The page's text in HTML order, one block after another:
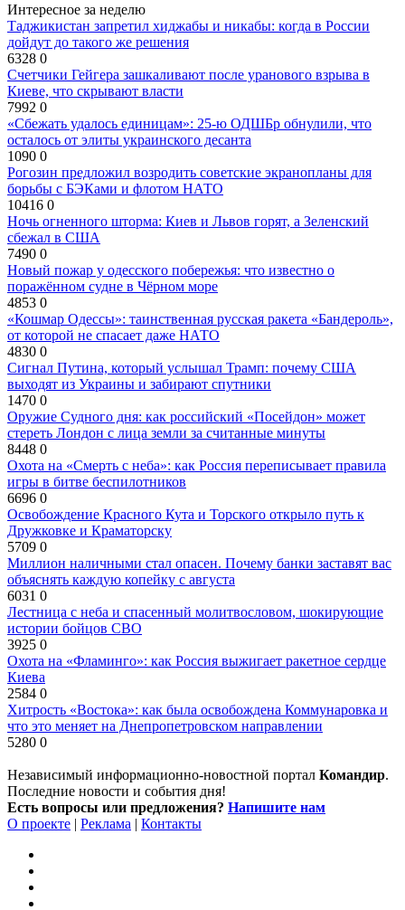
Интересное за неделю
Таджикистан запретил хиджабы и никабы: когда в России
дойдут до такого же решения
6328 0
Счетчики Гейгера зашкаливают после уранового взрыва в
Киеве, что скрывают власти
7992 0
«Сбежать удалось единицам»: 25-ю ОДШБр обнулили, что
осталось от элиты украинского десанта
1090 0
Рогозин предложил возродить советские экранопланы для
борьбы с БЭКами и флотом НАТО
10416 0
Ночь огненного шторма: Киев и Львов горят, а Зеленский
сбежал в США
7490 0
Новый пожар у одесского побережья: что известно о
поражённом судне в Чёрном море
4853 0
«Кошмар Одессы»: таинственная русская ракета «Бандероль»,
от которой не спасает даже НАТО
4830 0
Сигнал Путина, который услышал Трамп: почему США
выходят из Украины и забирают спутники
1470 0
Оружие Судного дня: как российский «Посейдон» может
стереть Лондон с лица земли за считанные минуты
8448 0
Охота на «Смерть с неба»: как Россия переписывает правила
игры в битве беспилотников
6696 0
Освобождение Красного Кута и Торского открыло путь к
Дружковке и Краматорску
5709 0
Миллион наличными стал опасен. Почему банки заставят вас
объяснять каждую копейку с августа
6031 0
Лестница с неба и спасенный молитвословом, шокирующие
истории бойцов СВО
3925 0
Охота на «Фламинго»: как Россия выжигает ракетное сердце
Киева
2584 0
Хитрость «Востока»: как была освобождена Коммунаровка и
что это меняет на Днепропетровском направлении
5280 0
Независимый информационно-новостной портал Командир.
Последние новости и события дня!
Есть вопросы или предложения? Напишите нам
О проекте | Реклама | Контакты